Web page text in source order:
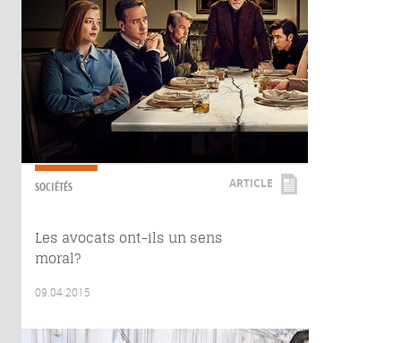
SOCIÉTÉS ARTICLE
Les avocats ont-ils un sens
moral?
09.04.2015